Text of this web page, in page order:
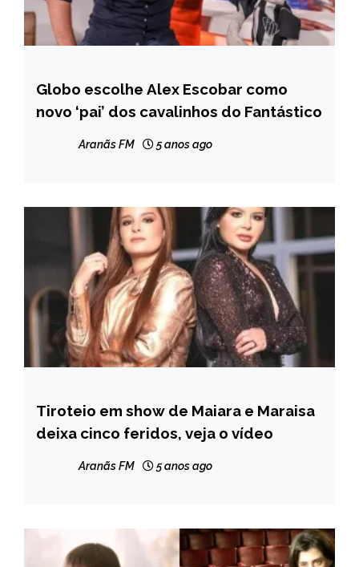
ENTRETENIMENTO
Globo escolhe Alex Escobar como
novo ‘pai’ dos cavalinhos do Fantástico
Aranãs FM 5 anos ago
ENTRETENIMENTO
Tiroteio em show de Maiara e Maraisa
deixa cinco feridos, veja o vídeo
Aranãs FM 5 anos ago